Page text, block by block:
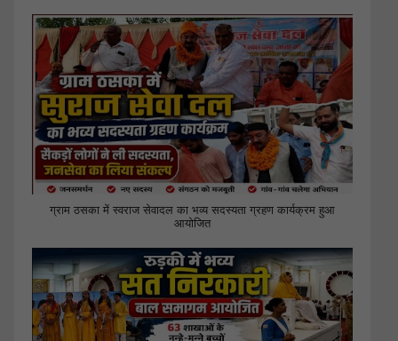
ग्राम ठसका में स्वराज सेवादल का भव्य सदस्यता ग्रहण कार्यक्रम हुआ
आयोजित